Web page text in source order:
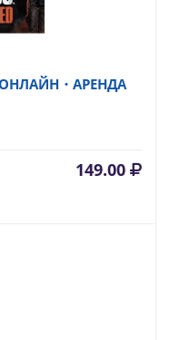
・АРЕНДА
149.00